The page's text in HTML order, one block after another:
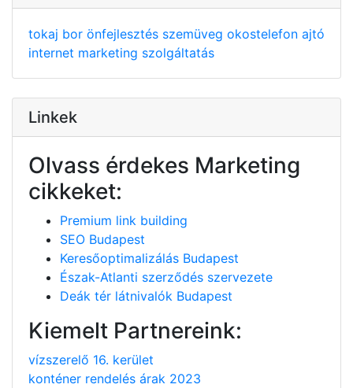
tokaj bor önfejlesztés szemüveg okostelefon ajtó
internet marketing szolgáltatás
Linkek
Olvass érdekes Marketing
cikkeket:
Premium link building
SEO Budapest
Keresőoptimalizálás Budapest
Észak-Atlanti szerződés szervezete
Deák tér látnivalók Budapest
Kiemelt Partnereink:
vízszerelő 16. kerület
konténer rendelés árak 2023